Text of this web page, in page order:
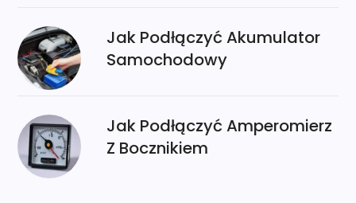
Jak Podłączyć Akumulator
Samochodowy
Jak Podłączyć Amperomierz
Z Bocznikiem